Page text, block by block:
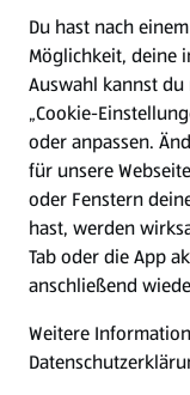
Presse
Hilfe & Kontakt
(öffnet in einem
Unternehmen
Folge uns hier:
Du hast nach
Möglichkeit, deine
Auswahl kannst
„Cookie-
oder anpassen.
für unsere
oder Fenstern
hast, werden
Tab oder die App
anschließend
Weitere